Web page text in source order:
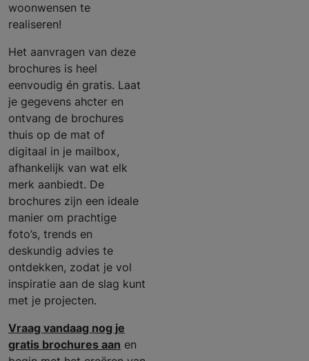
woonwensen te
realiseren!
Het aanvragen van deze
brochures is heel
eenvoudig én gratis. Laat
je gegevens ahcter en
ontvang de brochures
thuis op de mat of
digitaal in je mailbox,
afhankelijk van wat elk
merk aanbiedt. De
brochures zijn een ideale
manier om prachtige
foto’s, trends en
deskundig advies te
ontdekken, zodat je vol
inspiratie aan de slag kunt
met je projecten.
Vraag vandaag nog je
gratis brochures aan en